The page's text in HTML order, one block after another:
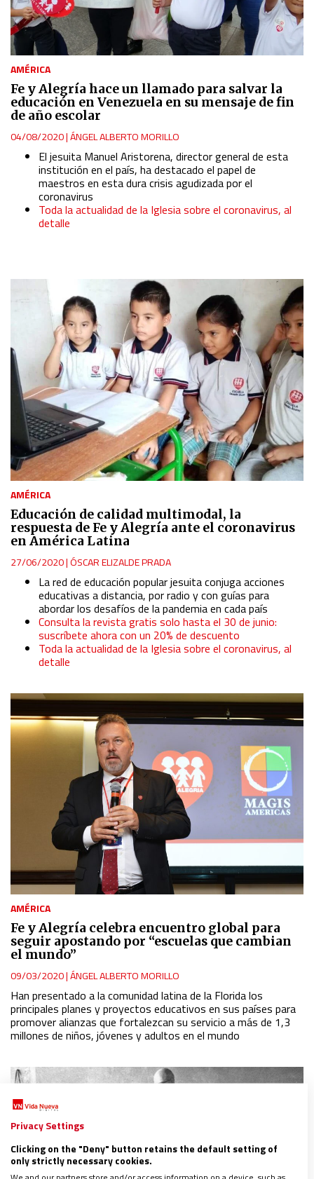
AMÉRICA
Fe y Alegría hace un llamado para salvar la
educación en Venezuela en su mensaje de fin
de año escolar
04/08/2020|ÁNGEL ALBERTO MORILLO
El jesuita Manuel Aristorena, director general de esta
institución en el país, ha destacado el papel de
maestros en esta dura crisis agudizada por el
coronavirus
Toda la actualidad de la Iglesia sobre el coronavirus, al
detalle
AMÉRICA
Educación de calidad multimodal, la
respuesta de Fe y Alegría ante el coronavirus
en América Latina
27/06/2020|ÓSCAR ELIZALDE PRADA
La red de educación popular jesuita conjuga acciones
educativas a distancia, por radio y con guías para
abordar los desafíos de la pandemia en cada país
Consulta la revista gratis solo hasta el 30 de junio:
suscríbete ahora con un 20% de descuento
Toda la actualidad de la Iglesia sobre el coronavirus, al
detalle
AMÉRICA
Fe y Alegría celebra encuentro global para
seguir apostando por “escuelas que cambian
el mundo”
09/03/2020|ÁNGEL ALBERTO MORILLO
Han presentado a la comunidad latina de la Florida los
principales planes y proyectos educativos en sus países para
promover alianzas que fortalezcan su servicio a más de 1,3
millones de niños, jóvenes y adultos en el mundo
Privacy Settings
Clicking on the "Deny" button retains the default setting of
only strictly necessary cookies.